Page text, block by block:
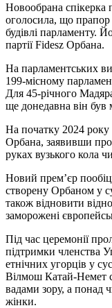
Новообрана
оголосила, що
будівлі парламенту.
партії Fidesz Орбана.
На парламентських
199-місному
Для 45-річного
ще донедавна він
На початку 2024
Орбана, заявивши
руках вузького кола
Новий прем’єр
створену Орбаном у
також відновити
заморожені
Під час церемонії
підтримки членства
етнічних угорців у
Вілмош Катай-Немет
вадами зору, а понад
жінки.